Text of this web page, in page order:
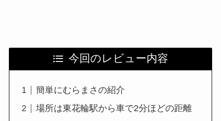
今回のレビュー内容
簡単にむらまさの紹介
場所は東花輪駅から車で2分ほどの距離